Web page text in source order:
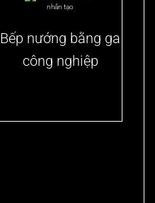
Bếp nướng bằng ga
công nghiệp